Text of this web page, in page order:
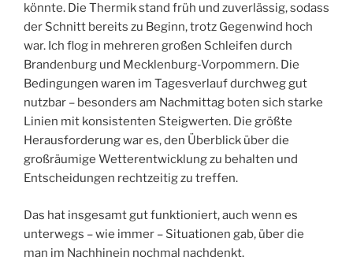
könnte. Die Thermik stand früh und zuverlässig, sodass
der Schnitt bereits zu Beginn, trotz Gegenwind hoch
war. Ich flog in mehreren großen Schleifen durch
Brandenburg und Mecklenburg-Vorpommern. Die
Bedingungen waren im Tagesverlauf durchweg gut
nutzbar – besonders am Nachmittag boten sich starke
Linien mit konsistenten Steigwerten. Die größte
Herausforderung war es, den Überblick über die
großräumige Wetterentwicklung zu behalten und
Entscheidungen rechtzeitig zu treffen.
Das hat insgesamt gut funktioniert, auch wenn es
unterwegs – wie immer – Situationen gab, über die
man im Nachhinein nochmal nachdenkt.